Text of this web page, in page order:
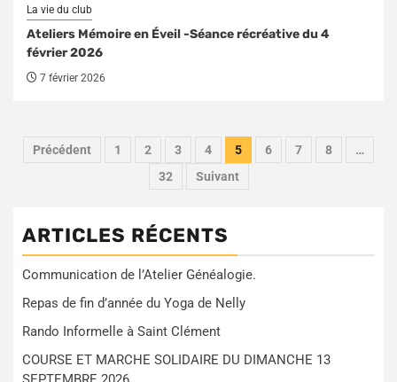
La vie du club
Ateliers Mémoire en Éveil -Séance récréative du 4
février 2026
7 février 2026
Navigation
Précédent 1 2 3 4 5 6 7 8
…
32
Suivant
ARTICLES RÉCENTS
Communication de l’Atelier Généalogie.
Repas de fin d’année du Yoga de Nelly
Rando Informelle à Saint Clément
COURSE ET MARCHE SOLIDAIRE DU DIMANCHE 13